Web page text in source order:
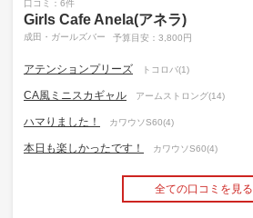
口コミ：6件
Girls Cafe Anela(アネラ)
成田・ガールズバー 予算目安：3,800円
アテンションプリーズ トコロバ(1)
CA風ミニスカギャル アームストロング(14)
ハマりました！ カワウソS60(4)
本日も楽しかったです！ カワウソS60(4)
全ての口コミを見る